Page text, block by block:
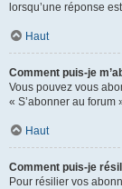
lorsqu’une réponse
Haut
Comment puis-je
Vous pouvez vous
« S’abonner au forum
Haut
Comment puis-je
Pour résilier vos